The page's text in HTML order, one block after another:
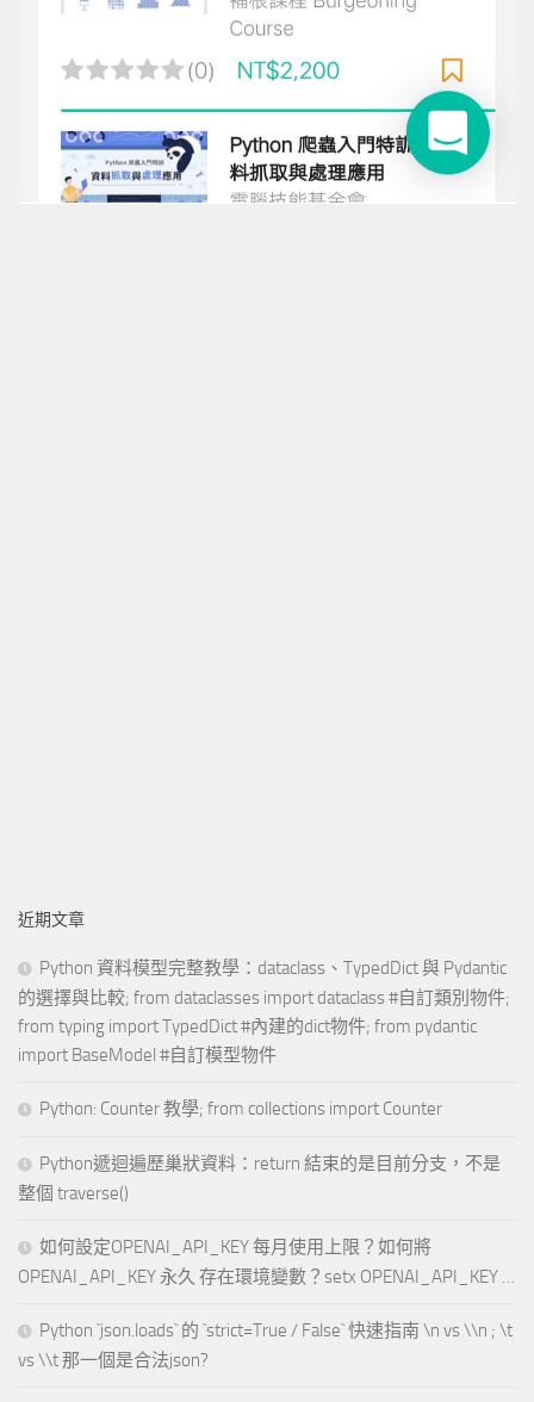
近期文章
Python 資料模型完整教學：dataclass、TypedDict 與 Pydantic
的選擇與比較; from dataclasses import dataclass #自訂類別物件;
from typing import TypedDict #內建的dict物件; from pydantic
import BaseModel #自訂模型物件
Python: Counter 教學; from collections import Counter
Python遞迴遍歷巢狀資料：return 結束的是目前分支，不是
整個 traverse()
如何設定OPENAI_API_KEY 每月使用上限？如何將
OPENAI_API_KEY 永久 存在環境變數？setx OPENAI_API_KEY …
Python `json.loads` 的 `strict=True / False` 快速指南 \n vs \\n ; \t
vs \\t 那一個是合法json?